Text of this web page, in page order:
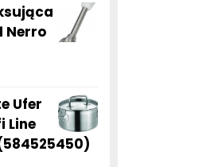
Nerro
Ufer
Line